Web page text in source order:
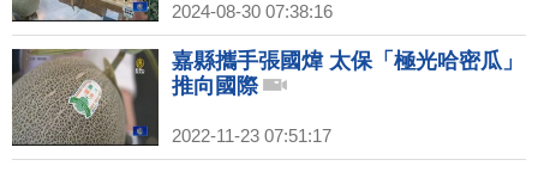
2024-08-30 07:38:16
嘉縣攜手張國煒 太保「極光哈密瓜」
推向國際
2022-11-23 07:51:17